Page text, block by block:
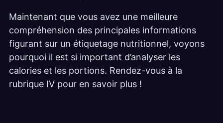
Maintenant que vous avez une meilleure
compréhension des principales informations
figurant sur un étiquetage nutritionnel, voyons
pourquoi il est si important d’analyser les
calories et les portions. Rendez-vous à la
rubrique IV pour en savoir plus !